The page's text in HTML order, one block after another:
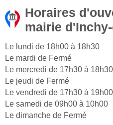
Horaires
mairie
Le lundi de 18h00 à 18h30
Le mardi de Fermé
Le mercredi de 17h30 à 18h30
Le jeudi de Fermé
Le vendredi de 17h30 à 19h00
Le samedi de 09h00 à 10h00
Le dimanche de Fermé